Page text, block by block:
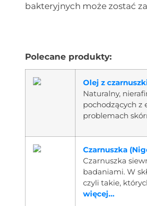
bakteryjnych może zostać
Polecane produkty:
Olej z
Naturalny,
pochodzących z
problemach
Czarnuszka
Czarnuszka
badaniami. W
czyli takie,
więcej...